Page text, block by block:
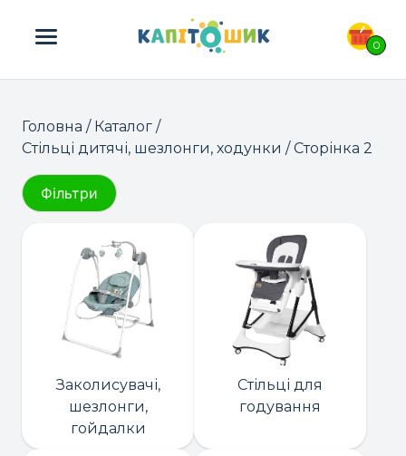
0
ПОШУК ТОВАРІВ:
Головна / Каталог /
Стільці дитячі, шезлонги, ходунки / Сторінка 2
Фільтри
Заколисувачі,
шезлонги,
гойдалки
Стільці для
годування